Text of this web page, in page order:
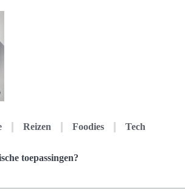
Reizen Foodies Tech
toepassingen?